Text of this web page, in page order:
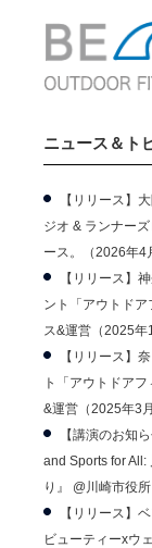
ニュース＆ト
【リリース】
ジオ & ランナー
ース。（2026年4
【リリース】
ント「アウトド
ス&運営（2025年
【リリース】
ト「アウトドア
&運営（2025年3
【講演のお知
and Sports for All:
り』 @川崎市役所
【リリース】
ビューティーxウ